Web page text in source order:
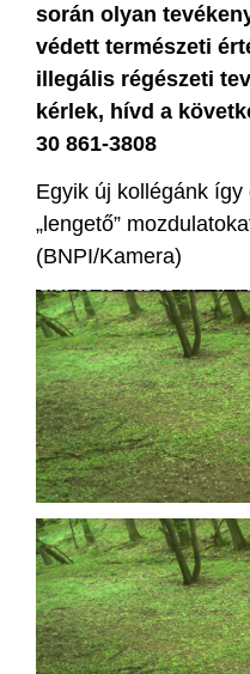
során olyan
védett természeti
illegális régészeti
kérlek, hívd a
30 861-3808
Egyik új kollégánk
„lengető”
(BNPI/Kamera)